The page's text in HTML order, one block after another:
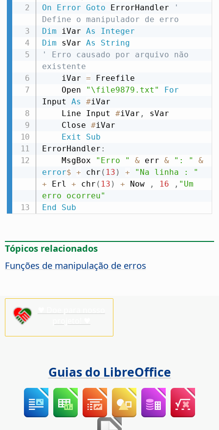
On
Error Goto ErrorHandler
'
Define o manipulador de erro
Dim iVar As
Integer
Dim sVar As
String
' Erro causado por arquivo não
existente
    iVar
= Freefile
    Open
"\file9879.txt"
For
Input As #iVar
    Line Input
#iVar ,
sVar
    Close
#iVar
Exit
Sub
ErrorHandler :
    MsgBox
"Erro " & err & ": "
&
error$ + chr ( 13 ) +
"Na linha : "
+ Erl + chr ( 13 ) + Now , 16 , "Um
erro ocorreu"
End
Sub
Tópicos relacionados
Funções de manipulação de erros
Guias do LibreOffice